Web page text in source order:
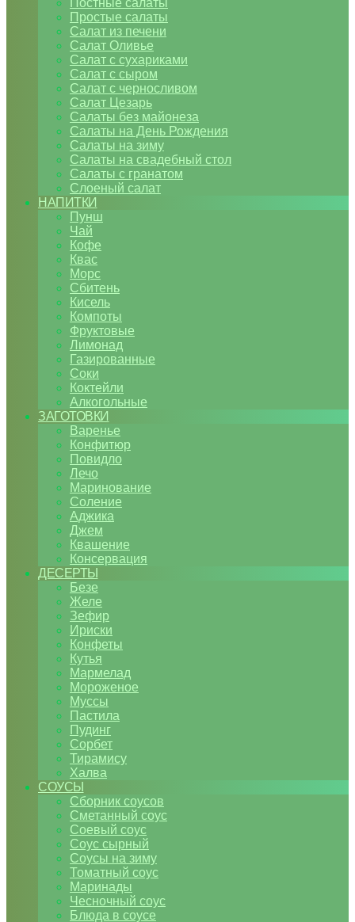
Постные салаты
Простые салаты
Салат из печени
Салат Оливье
Салат с сухариками
Салат с сыром
Салат с черносливом
Салат Цезарь
Салаты без майонеза
Салаты на День Рождения
Салаты на зиму
Салаты на свадебный стол
Салаты с гранатом
Слоеный салат
НАПИТКИ
Пунш
Чай
Кофе
Квас
Морс
Сбитень
Кисель
Компоты
Фруктовые
Лимонад
Газированные
Соки
Коктейли
Алкогольные
ЗАГОТОВКИ
Варенье
Конфитюр
Повидло
Лечо
Маринование
Соление
Аджика
Джем
Квашение
Консервация
ДЕСЕРТЫ
Безе
Желе
Зефир
Ириски
Конфеты
Кутья
Мармелад
Мороженое
Муссы
Пастила
Пудинг
Сорбет
Тирамису
Халва
СОУСЫ
Сборник соусов
Сметанный соус
Соевый соус
Соус сырный
Соусы на зиму
Томатный соус
Маринады
Чесночный соус
Блюда в соусе